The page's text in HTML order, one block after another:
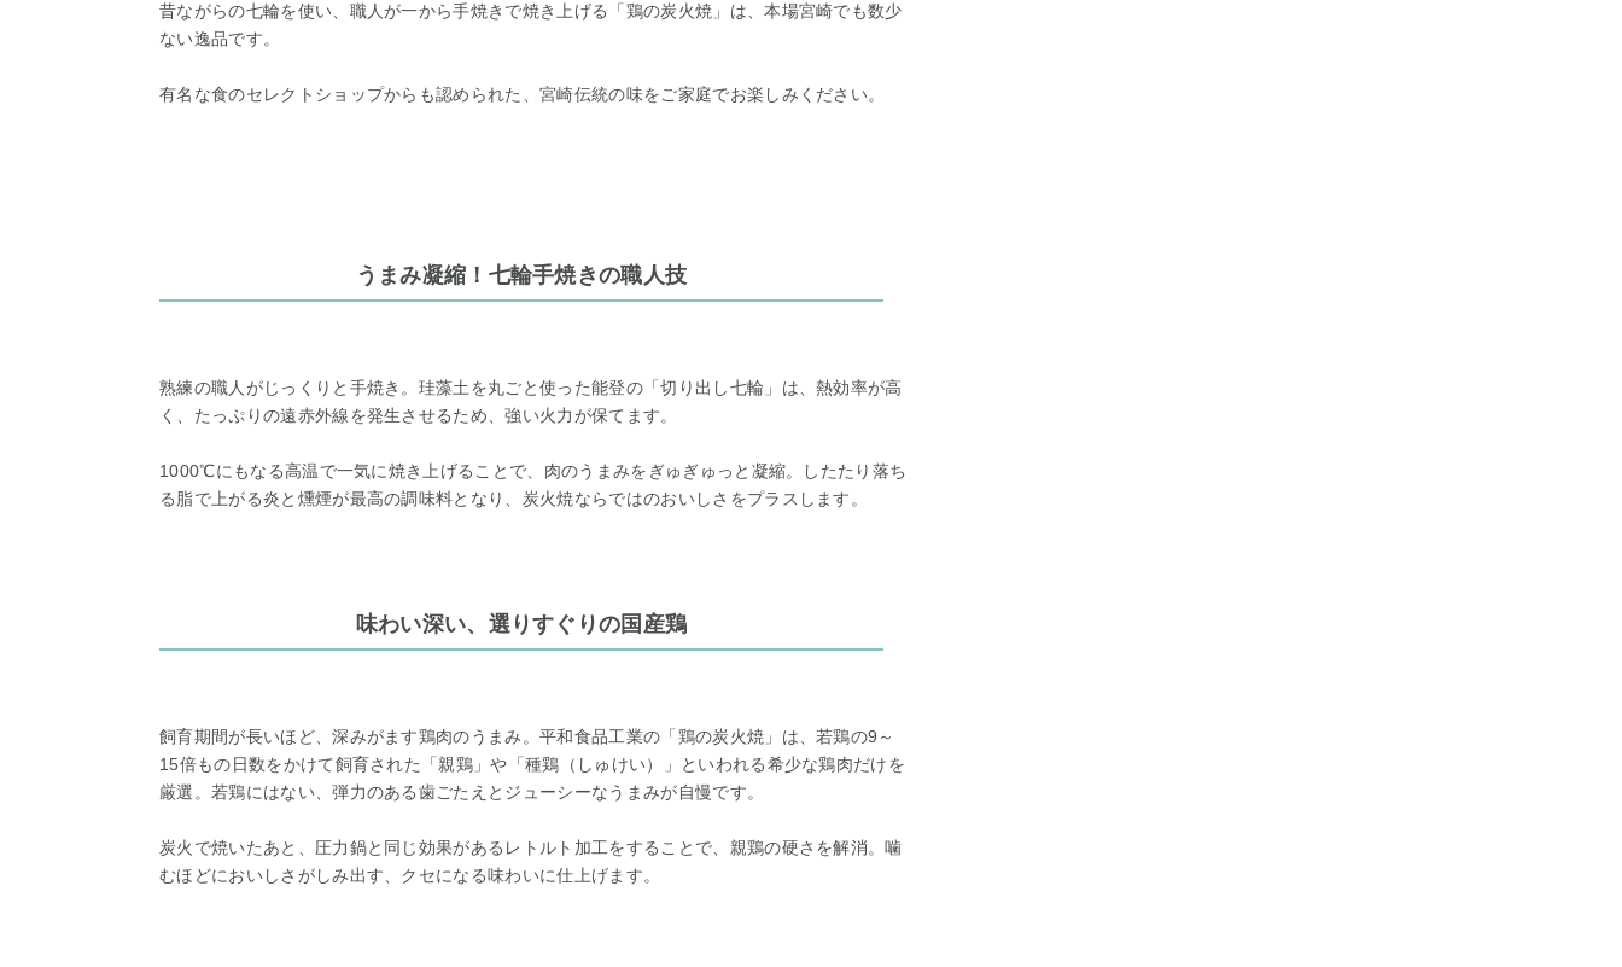
昔ながらの七輪を使い、職人が一から手焼きで焼き上げる「鶏の炭火焼」は、本場宮崎でも数少
ない逸品です。
有名な食のセレクトショップからも認められた、宮崎伝統の味をご家庭でお楽しみください。
うまみ凝縮！七輪手焼きの職人技
熟練の職人がじっくりと手焼き。珪藻土を丸ごと使った能登の「切り出し七輪」は、熱効率が高
く、たっぷりの遠赤外線を発生させるため、強い火力が保てます。
1000℃にもなる高温で一気に焼き上げることで、肉のうまみをぎゅぎゅっと凝縮。したたり落ち
る脂で上がる炎と燻煙が最高の調味料となり、炭火焼ならではのおいしさをプラスします。
味わい深い、選りすぐりの国産鶏
飼育期間が長いほど、深みがます鶏肉のうまみ。平和食品工業の「鶏の炭火焼」は、若鶏の9～
15倍もの日数をかけて飼育された「親鶏」や「種鶏（しゅけい）」といわれる希少な鶏肉だけを
厳選。若鶏にはない、弾力のある歯ごたえとジューシーなうまみが自慢です。
炭火で焼いたあと、圧力鍋と同じ効果があるレトルト加工をすることで、親鶏の硬さを解消。噛
むほどにおいしさがしみ出す、クセになる味わいに仕上げます。